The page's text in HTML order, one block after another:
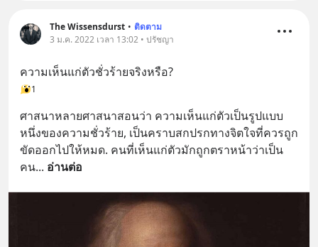
The Wissensdurst • ติดตาม
3 ม.ค. 2022 เวลา 13:02 • ปรัชญา
ความเห็นแก่ตัวชั่วร้ายจริงหรือ?
1
ศาสนาหลายศาสนาสอนว่า ความเห็นแก่ตัวเป็นรูปแบบ
หนึ่งของความชั่วร้าย, เป็นคราบสกปรกทางจิตใจที่ควรถูก
ขัดออกไปให้หมด. คนที่เห็นแก่ตัวมักถูกตราหน้าว่าเป็น
คน... อ่านต่อ